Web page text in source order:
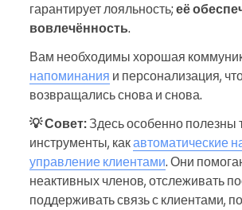
гарантирует лояльность; её
вовлечённость.
Вам необходимы хорошая
напоминания и персонализация,
возвращались снова и снова.
💡 Совет:Здесь особенно полезны
инструменты, какавтоматические
управление клиентами. Они
неактивных членов, отслеживать
поддерживать связь с клиентами,